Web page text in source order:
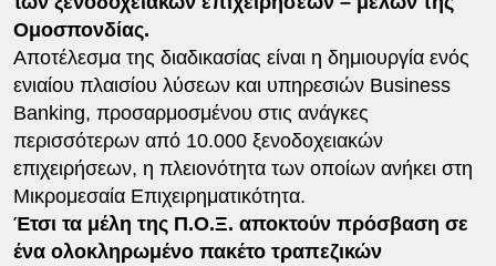
Ομοσπονδίας.
Αποτέλεσμα της διαδικασίας είναι η δημιουργία ενός
ενιαίου πλαισίου λύσεων και υπηρεσιών Business
Banking, προσαρμοσμένου στις ανάγκες
περισσότερων από 10.000 ξενοδοχειακών
επιχειρήσεων, η πλειονότητα των οποίων ανήκει στη
Μικρομεσαία Επιχειρηματικότητα.
Έτσι τα μέλη της Π.Ο.Ξ. αποκτούν πρόσβαση σε
ένα ολοκληρωμένο πακέτο τραπεζικών